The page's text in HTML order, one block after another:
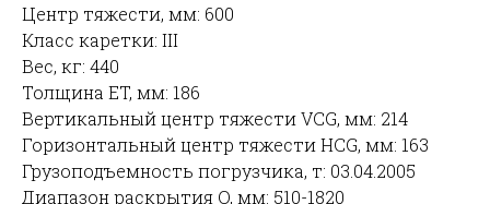
Центр тяжести, мм: 600
Класс каретки: III
Вес, кг: 440
Толщина ET, мм: 186
Вертикальный центр тяжести VCG, мм: 214
Горизонтальный центр тяжести HCG, мм: 163
Грузоподъемность погрузчика, т: 03.04.2005
Диапазон раскрытия O, мм: 510-1820